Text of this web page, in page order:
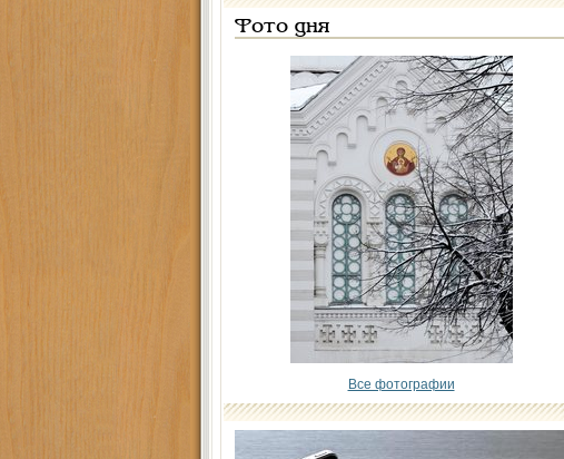
Фото дня
Все фотографии